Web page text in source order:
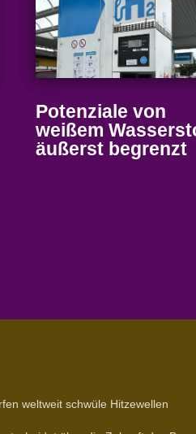
Poten­ziale von
weißem
äußerst begrenzt
weltweit schwüle Hitzewellen